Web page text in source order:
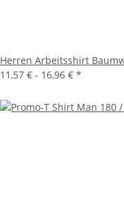
Herren Arbeitsshirt
11,57 € - 16,96 € *